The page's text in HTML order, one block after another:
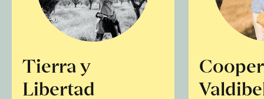
Tierra y
Libertad